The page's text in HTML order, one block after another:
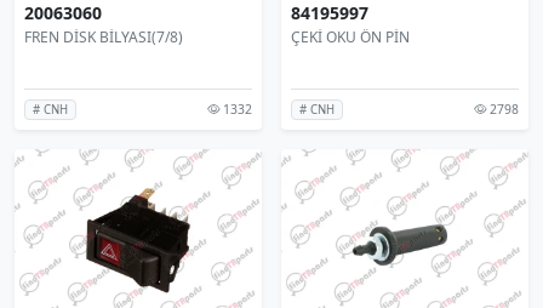
20063060
FREN DİSK BİLYASI(7/8)
# CNH 1332
84195997
ÇEKİ OKU ÖN PİN
# CNH 2798